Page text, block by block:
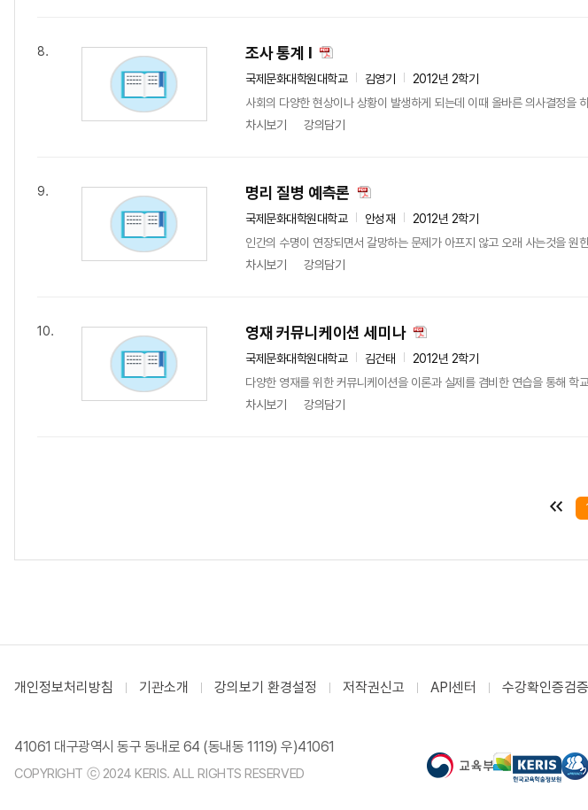
8. 조사 통계 I
국제문화대학원대학교 김영기
2012년 2학기
사회의 다양한 현상이나 상황이 발생하게 되는데 이때 올바른 의사결정을
차시보기
강의담기
9. 명리 질병 예측론
국제문화대학원대학교 안성재
2012년 2학기
인간의 수명이 연장되면서 갈망하는 문제가 아프지 않고 오래 사는것을
차시보기
강의담기
10. 영재 커뮤니케이션 세미나
국제문화대학원대학교 김건태
2012년 2학기
다양한 영재를 위한 커뮤니케이션을 이론과 실제를 겸비한 연습을 통해
차시보기
강의담기
개인정보처리방침 기관소개 강의보기 환경설정 저작권신고 API센터 수강확인증검증
41061 대구광역시 동구 동내로 64 (동내동 1119) 우)41061
COPYRIGHT ⓒ 2024 KERIS. ALL RIGHTS RESERVED